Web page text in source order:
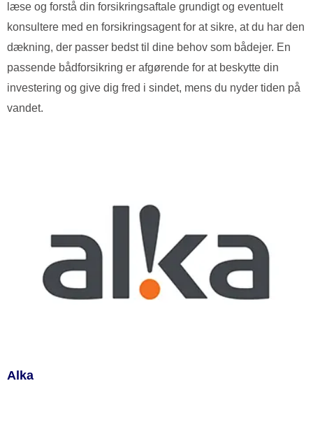
læse og forstå din forsikringsaftale grundigt og eventuelt
konsultere med en forsikringsagent for at sikre, at du har den
dækning, der passer bedst til dine behov som bådejer. En
passende bådforsikring er afgørende for at beskytte din
investering og give dig fred i sindet, mens du nyder tiden på
vandet.
Alka